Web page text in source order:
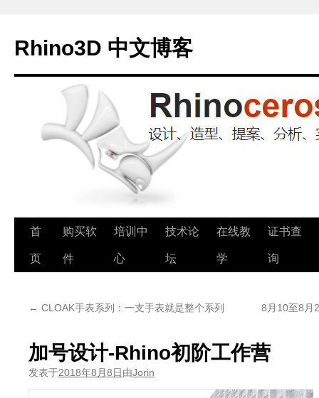
Rhino3D 中文博客
跳
至
首
页
购买软
件
培训中
心
技术论
坛
在线教
学
证书查
询
← CLOAK手表系列：一支手表就是整个系列 8月10至8月
加号设计-Rhino初阶工作营
发表于2018年8月8日由Jorin